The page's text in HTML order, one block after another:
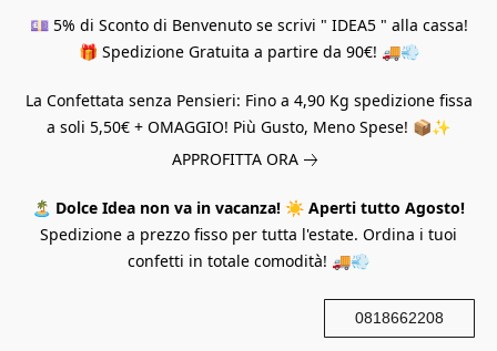
💷 5% di Sconto di Benvenuto se scrivi " IDEA5 " alla cassa!
🎁 Spedizione Gratuita a partire da 90€! 🚚💨
La Confettata senza Pensieri: Fino a 4,90 Kg spedizione fissa
a soli 5,50€ + OMAGGIO! Più Gusto, Meno Spese! 📦✨
APPROFITTA ORA
🏝️ Dolce Idea non va in vacanza! ☀️ Aperti tutto Agosto!
Spedizione a prezzo fisso per tutta l'estate. Ordina i tuoi
confetti in totale comodità! 🚚💨
0818662208